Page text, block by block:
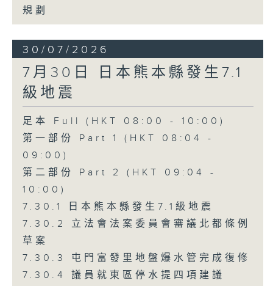
規劃
30/07/2026
7月30日 日本熊本縣發生7.1
級地震
足本 Full (HKT 08:00 - 10:00)
第一部份 Part 1 (HKT 08:04 -
09:00)
第二部份 Part 2 (HKT 09:04 -
10:00)
7.30.1 日本熊本縣發生7.1級地震
7.30.2 立法會法案委員會審議北都條例
草案
7.30.3 屯門富發里地盤爆水管完成復修
7.30.4 議員就東區停水提四項建議